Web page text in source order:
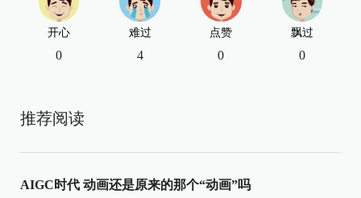
开心
0
难过
4
点赞
0
飘过
0
推荐阅读
AIGC时代 动画还是原来的那个“动画”吗